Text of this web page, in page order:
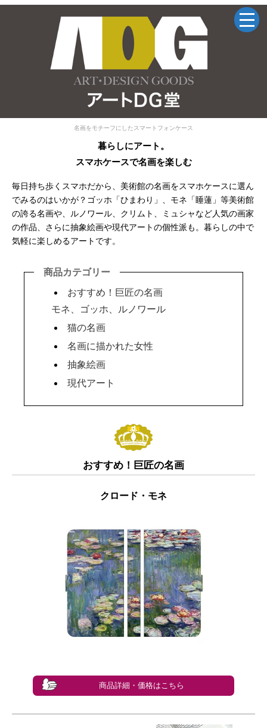
名画をモチーフにしたスマートフォンケース
暮らしにアート。
スマホケースで名画を楽しむ
毎日持ち歩くスマホだから、美術館の名画をスマホケースに選ん
でみるのはいかが？ゴッホ「ひまわり」、モネ「睡蓮」等美術館
の誇る名画や、ルノワール、クリムト、ミュシャなど人気の画家
の作品、さらに抽象絵画や現代アートの個性派も。暮らしの中で
気軽に楽しめるアートです。
商品カテゴリー
おすすめ！巨匠の名画
モネ、ゴッホ、ルノワール
猫の名画
名画に描かれた女性
抽象絵画
現代アート
おすすめ！巨匠の名画
クロード・モネ
商品詳細・価格はこちら